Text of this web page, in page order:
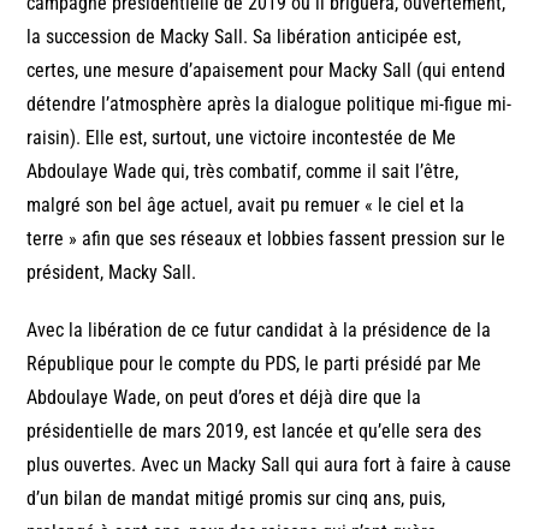
la succession de Macky Sall. Sa libération anticipée est,
certes, une mesure d’apaisement pour Macky Sall (qui entend
détendre l’atmosphère après la dialogue politique mi-figue mi-
raisin). Elle est, surtout, une victoire incontestée de Me
Abdoulaye Wade qui, très combatif, comme il sait l’être,
malgré son bel âge actuel, avait pu remuer « le ciel et la
terre » afin que ses réseaux et lobbies fassent pression sur le
président, Macky Sall.
Avec la libération de ce futur candidat à la présidence de la
République pour le compte du PDS, le parti présidé par Me
Abdoulaye Wade, on peut d’ores et déjà dire que la
présidentielle de mars 2019, est lancée et qu’elle sera des
plus ouvertes. Avec un Macky Sall qui aura fort à faire à cause
d’un bilan de mandat mitigé promis sur cinq ans, puis,